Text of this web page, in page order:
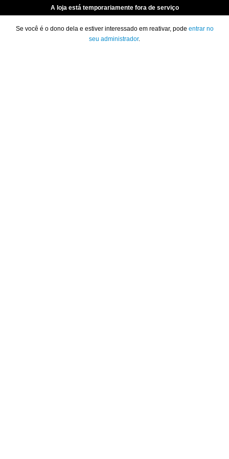
A loja está temporariamente fora de serviço
Se você é o dono dela e estiver interessado em reativar, pode entrar no
seu administrador.